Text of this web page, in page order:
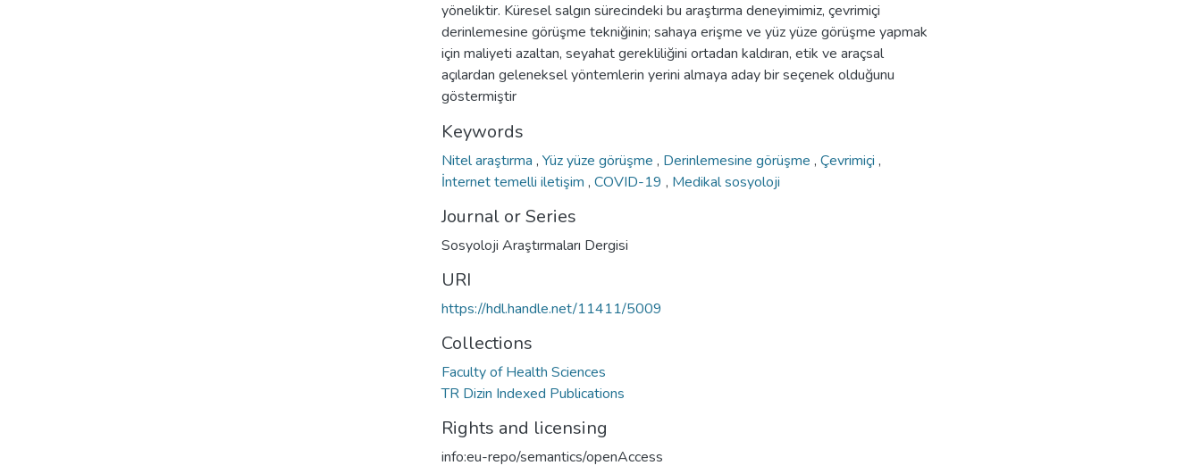
yöneliktir. Küresel salgın sürecindeki bu araştırma deneyimimiz, çevrimiçi
derinlemesine görüşme tekniğinin; sahaya erişme ve yüz yüze görüşme yapmak
için maliyeti azaltan, seyahat gerekliliğini ortadan kaldıran, etik ve araçsal
açılardan geleneksel yöntemlerin yerini almaya aday bir seçenek olduğunu
göstermiştir
Keywords
Nitel araştırma , Yüz yüze görüşme , Derinlemesine görüşme , Çevrimiçi ,
İnternet temelli iletişim , COVID-19 , Medikal sosyoloji
Journal or Series
Sosyoloji Araştırmaları Dergisi
URI
https://hdl.handle.net/11411/5009
Collections
Faculty of Health Sciences
TR Dizin Indexed Publications
Rights and licensing
info:eu-repo/semantics/openAccess